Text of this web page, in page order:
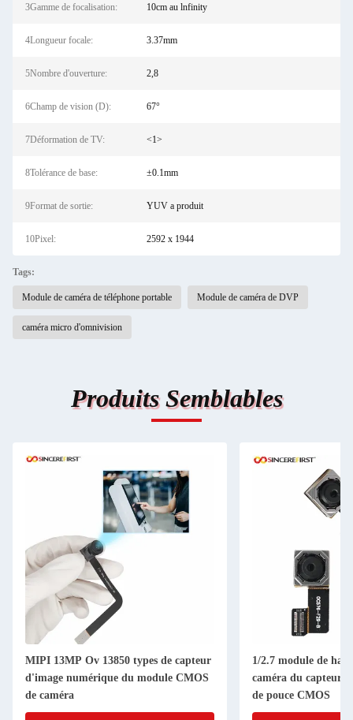
3Gamme de focalisation: 10cm au lnfinity
4Longueur focale: 3.37mm
5Nombre d'ouverture: 2,8
6Champ de vision (D): 67°
7Déformation de TV: <1>
8Tolérance de base: ±0.1mm
9Format de sortie: YUV a produit
10Pixel: 2592 x 1944
Tags:
Module de caméra de téléphone portable Module de caméra de DVP
caméra micro d'omnivision
Produits Semblables
MIPI 13MP Ov 13850 types de capteur
d'image numérique du module CMOS
de caméra
1/2.7 module de
caméra du capteur
de pouce CMOS